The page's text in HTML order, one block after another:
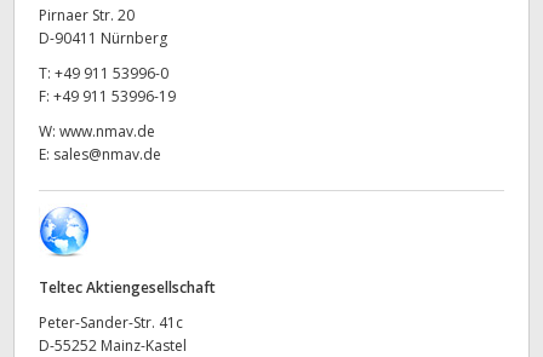
India
Italy
Japan
Pirnaer Str. 20
D-90411 Nürnberg
T: +49 911 53996-0
F: +49 911 53996-19
W: www.nmav.de
E: sales@nmav.de
Teltec Aktiengesellschaft
Peter-Sander-Str. 41c
D-55252 Mainz-Kastel